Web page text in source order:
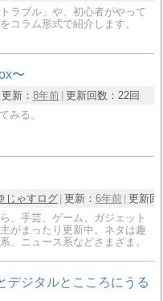
ラブル」や、初心者がやって
コラム形式で紹介します。
〜
更新： 8年前 更新回数： 22回
みる。
じゃすログ 更新： 6年前 更新回
、手芸、ゲーム、ガジェット
がまったり更新中。ネタは趣
、ニュース系などさまざま。
デジタルとこころにうる